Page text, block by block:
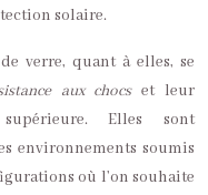
solaire.
verre, quant à elles, se
aux chocset leur
Elles sont
environnements soumis
où l’on souhaite